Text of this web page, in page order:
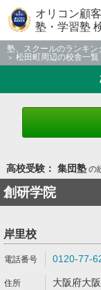
オリコン顧
塾・学習塾
塾、スクールのランキン
松田町周辺の校舎一覧
高校受験： 集団塾の
創研学院
岸里校
0120-77-
大阪府大